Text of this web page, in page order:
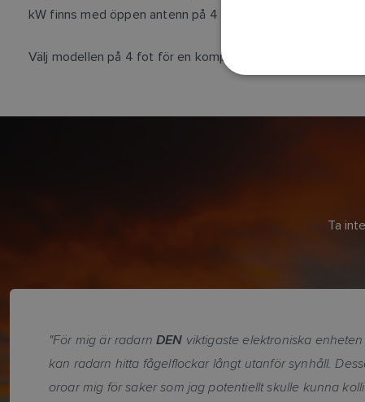
kW finns med öppen antenn på 4 eller 6 fot och levererar
Välj modellen på 4 fot för en kompakt radar med öppen
Ta
"För mig är radarnDEN viktigaste elektroniska
kan radarn hitta fågelflockar långt utanför synhåll.
oroar mig för saker som jag potentiellt skulle kunna